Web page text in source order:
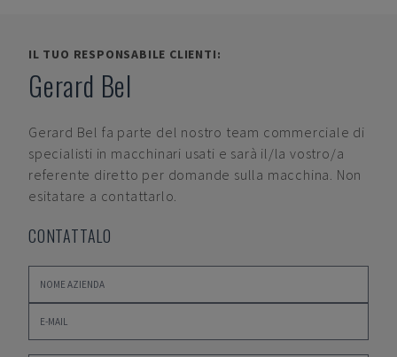
IL TUO RESPONSABILE CLIENTI:
Gerard Bel
Gerard Bel fa parte del nostro team commerciale di
specialisti in macchinari usati e sarà il/la vostro/a
referente diretto per domande sulla macchina. Non
esitatare a contattarlo.
CONTATTALO